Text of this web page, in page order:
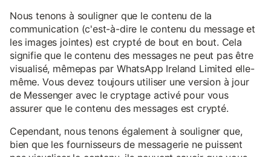
Nous tenons à souligner que le contenu de la
communication (c'est-à-dire le contenu du message et
les images jointes) est crypté de bout en bout. Cela
signifie que le contenu des messages ne peut pas être
visualisé, mêmepas par WhatsApp Ireland Limited elle-
même. Vous devez toujours utiliser une version à jour
de Messenger avec le cryptage activé pour vous
assurer que le contenu des messages est crypté.
Cependant, nous tenons également à souligner que,
bien que les fournisseurs de messagerie ne puissent